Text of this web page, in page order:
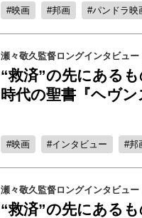
映画 邦画 パンドラ映
瀬々敬久監督ロングインタビュー
“救済”の先にある
時代の聖書『ヘヴン
映画 インタビュー 邦
瀬々敬久監督ロングインタビュー
“救済”の先にある